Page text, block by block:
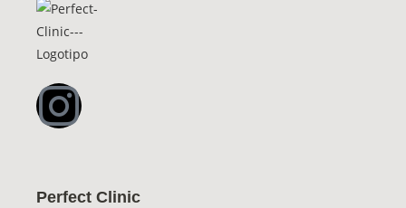
Perfect Clinic